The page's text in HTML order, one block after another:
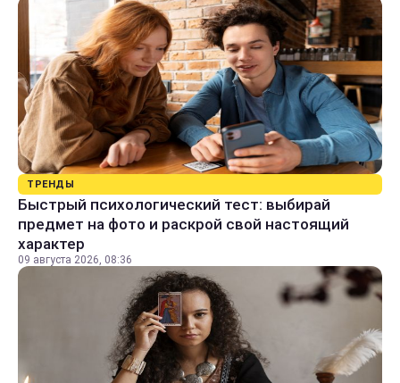
ТРЕНДЫ
Быстрый психологический тест: выбирай
предмет на фото и раскрой свой настоящий
характер
09 августа 2026, 08:36